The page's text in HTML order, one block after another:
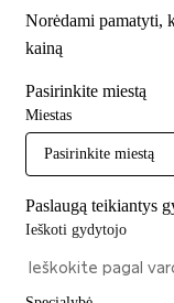
Norėdami pamatyti,
kainą
Pasirinkite miestą
Miestas
Pasirinkite miestą
Paslaugą teikiantys
Ieškoti gydytojo